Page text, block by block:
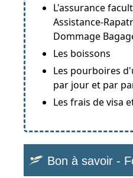
L'assurance
Assistance-
Dommage
Les boissons
Les pourboires
par jour et par
Les frais de visa
Bon à savoir -